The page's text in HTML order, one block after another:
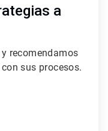
a
recomendamos
sus procesos.